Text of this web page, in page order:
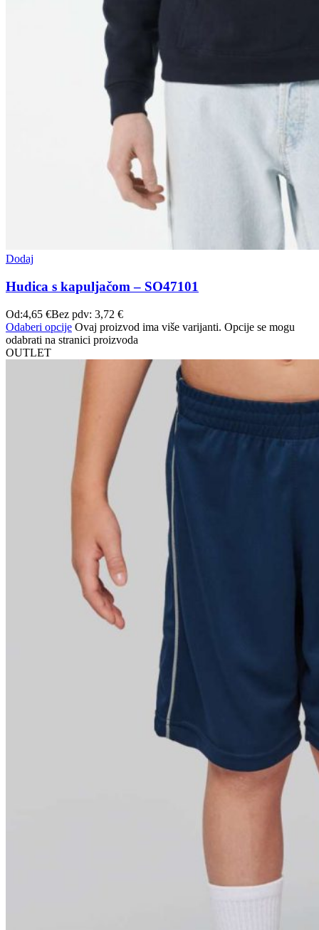
Dodaj
Hudica s kapuljačom – SO47101
Od:4,65 €Bez pdv: 3,72 €
Odaberi opcije Ovaj proizvod ima više varijanti. Opcije se mogu
odabrati na stranici proizvoda
OUTLET